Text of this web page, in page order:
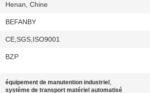
Henan, Chine
BEFANBY
CE,SGS,ISO9001
BZP
équipement de manutention industriel ,
système de transport matériel automatisé